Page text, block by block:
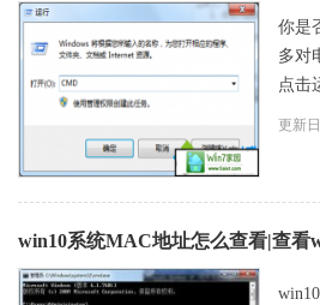
你是
多对
点击
更新
win10系统MAC地址怎么查看|查看